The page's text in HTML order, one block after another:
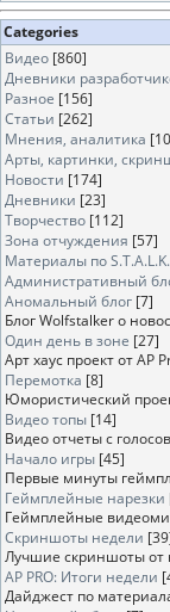
Categories
Видео [860]
Дневники
Разное [156]
Статьи [262]
Мнения, аналитика
Арты, картинки,
Новости [174]
Дневники [23]
Творчество [112]
Зона отчуждения [57]
Материалы по
Административный
Аномальный блог [7]
Блог Wolfstalker о
Один день в зоне [27]
Арт хаус проект от AP
Перемотка [8]
Юмористический
Видео топы [14]
Видео отчеты с
Начало игры [45]
Первые минуты
Геймплейные нарезки
Геймплейные
Скриншоты недели
Лучшие скриншоты от
AP PRO: Итоги недели
Дайджест по